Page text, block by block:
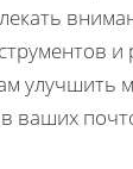
и
улучшить
ваших